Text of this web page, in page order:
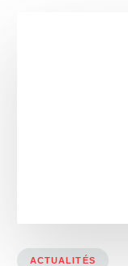
ACTUALITÉS